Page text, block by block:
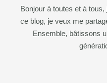
Bonjour à toutes et à
ce blog, je veux me
Ensemble, bâtissons